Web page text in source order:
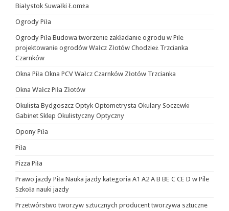
Białystok Suwałki Łomża
Ogrody Piła
Ogrody Piła Budowa tworzenie zakładanie ogrodu w Pile
projektowanie ogrodów Wałcz Złotów Chodzież Trzcianka
Czarnków
Okna Piła Okna PCV Wałcz Czarnków Złotów Trzcianka
Okna Wałcz Piła Złotów
Okulista Bydgoszcz Optyk Optometrysta Okulary Soczewki
Gabinet Sklep Okulistyczny Optyczny
Opony Piła
Piła
Pizza Piła
Prawo jazdy Piła Nauka jazdy kategoria A1 A2 A B BE C CE D‎ w Pile
Szkoła nauki jazdy
Przetwórstwo tworzyw sztucznych producent tworzywa sztuczne